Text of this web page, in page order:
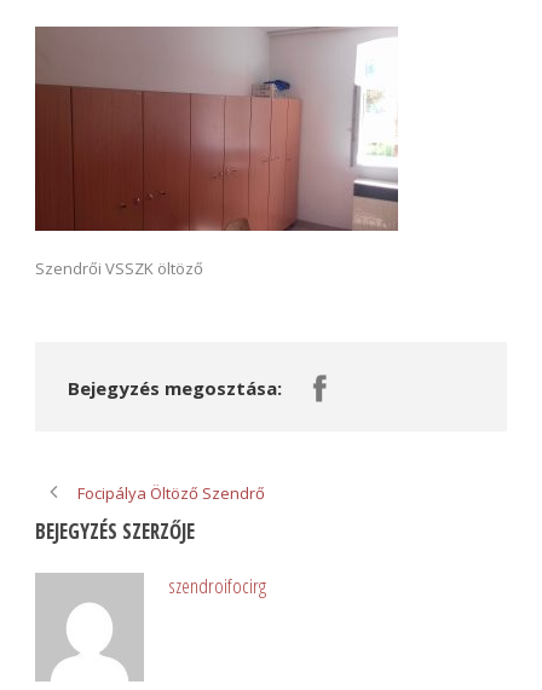
Szendrői VSSZK öltöző
Bejegyzés megosztása:
Focipálya Öltöző Szendrő
BEJEGYZÉS SZERZŐJE
szendroifocirg